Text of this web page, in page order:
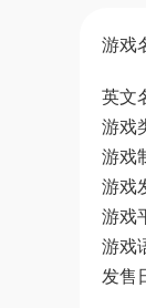
游戏
英文
游戏
游戏
游戏
游戏
游戏
发售